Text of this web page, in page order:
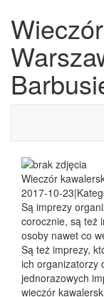
Wieczór
2017-10-23|
Są imprezy
corocznie, są też
osoby nawet co
Są też imprezy,
ich organizatorzy
jednorazowych
wieczór